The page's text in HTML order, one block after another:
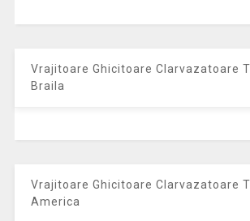
Vrajitoare Ghicitoare Clarvazatoare
Braila
Vrajitoare Ghicitoare Clarvazatoare
America